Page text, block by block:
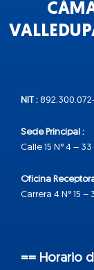
NIT :
Sede Principal :
Calle 15 N° 4 –
Oficina
Carrera 4 N° 15
== Horario